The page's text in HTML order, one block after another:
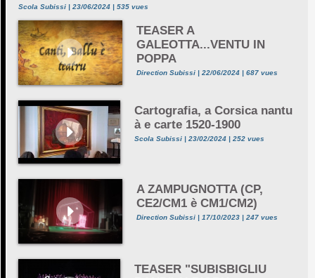
Scola Subissi | 23/06/2024 | 535 vues
TEASER A
GALEOTTA...VENTU IN
POPPA
Direction Subissi | 22/06/2024 | 687 vues
Cartografia, a Corsica nantu
à e carte 1520-1900
Scola Subissi | 23/02/2024 | 252 vues
A ZAMPUGNOTTA (CP,
CE2/CM1 è CM1/CM2)
Direction Subissi | 17/10/2023 | 247 vues
TEASER "SUBISBIGLIU